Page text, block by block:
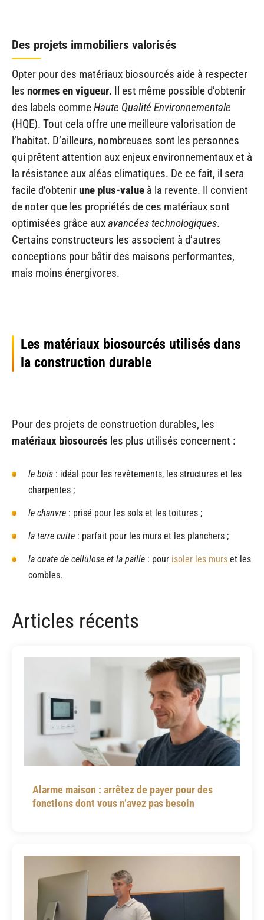
Des projets immobiliers valorisés
Opter pour des matériaux biosourcés aide à respecter
les normes en vigueur. Il est même possible d’obtenir
des labels commeHaute Qualité Environnementale
(HQE). Tout cela offre une meilleure valorisation de
l’habitat. D’ailleurs, nombreuses sont les personnes
qui prêtent attention aux enjeux environnementaux et à
la résistance aux aléas climatiques. De ce fait, il sera
facile d’obtenir une plus-value à la revente. Il convient
de noter que les propriétés de ces matériaux sont
optimisées grâce auxavancées technologiques.
Certains constructeurs les associent à d’autres
conceptions pour bâtir des maisons performantes,
mais moins énergivores.
Les matériaux biosourcés utilisés dans
la construction durable
Pour des projets de construction durables, les
matériaux biosourcés les plus utilisés concernent :
le bois : idéal pour les revêtements, les structures et les
charpentes ;
le chanvre : prisé pour les sols et les toitures ;
la terre cuite : parfait pour les murs et les planchers ;
la ouate de cellulose et la paille : pour isoler les murs et les
combles.
Articles récents
Alarme maison : arrêtez de payer pour des
fonctions dont vous n’avez pas besoin